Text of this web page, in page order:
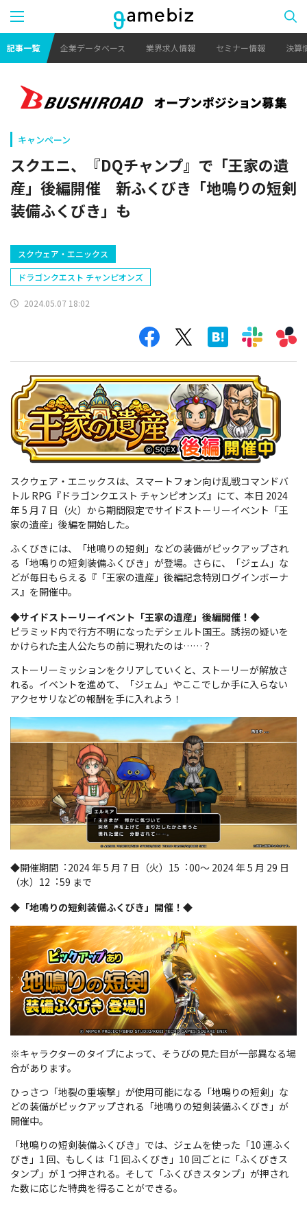
記事一覧 企業データベース 業界求人情報 セミナー情報 決算
キャンペーン
スクエニ、『DQチャンプ』で「王家の遺
産」後編開催 新ふくびき「地鳴りの短剣
装備ふくびき」も
スクウェア・エニックス
ドラゴンクエスト チャンピオンズ
2024.05.07 18:02
スクウェア・エニックスは、スマートフォン向け乱戦コマンドバ
トル RPG『ドラゴンクエスト チャンピオンズ』にて、本日 2024
年 5 月 7 日（火）から期間限定でサイドストーリーイベント「王
家の遺産」後編を開始した。
ふくびきには、「地鳴りの短剣」などの装備がピックアップされ
る「地鳴りの短剣装備ふくびき」が登場。さらに、「ジェム」な
どが毎日もらえる『「王家の遺産」後編記念特別ログインボーナ
ス』を開催中。
◆サイドストーリーイベント「王家の遺産」後編開催！◆
ピラミッド内で行方不明になったデシェルト国王。誘拐の疑いを
かけられた主人公たちの前に現れたのは……？
ストーリーミッションをクリアしていくと、ストーリーが解放さ
れる。イベントを進めて、「ジェム」やここでしか手に入らない
アクセサリなどの報酬を手に入れよう！
◆開催期間︓2024 年 5 月 7 日（火）15︓00～ 2024 年 5 月 29 日
（水）12︓59 まで
◆「地鳴りの短剣装備ふくびき」開催！◆
※キャラクターのタイプによって、そうびの見た目が一部異なる場
合があります。
ひっさつ「地裂の重壊撃」が使用可能になる「地鳴りの短剣」な
どの装備がピックアップされる「地鳴りの短剣装備ふくびき」が
開催中。
「地鳴りの短剣装備ふくびき」では、ジェムを使った「10 連ふく
びき」1 回、もしくは「1 回ふくびき」10 回ごとに「ふくびきス
タンプ」が 1 つ押される。そして「ふくびきスタンプ」が押され
た数に応じた特典を得ることができる。